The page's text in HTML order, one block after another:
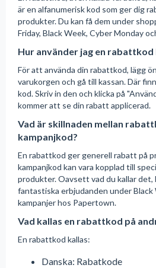
är en alfanumerisk kod som ger dig
produkter. Du kan få dem under
Friday, Black Week, Cyber Monday
Hur använder jag en
För att använda din rabattkod, lägg
varukorgen och gå till kassan. Där
kod. Skriv in den och klicka på
kommer att se din rabatt applicerad.
Vad är skillnaden mellan
kampanjkod?
En rabattkod ger generell rabatt på
kampanjkod kan vara kopplad till
produkter. Oavsett vad du kallar det,
fantastiska erbjudanden under Black
kampanjer hos Papertown.
Vad kallas en rabattkod på
En rabattkod kallas:
Danska: Rabatkode